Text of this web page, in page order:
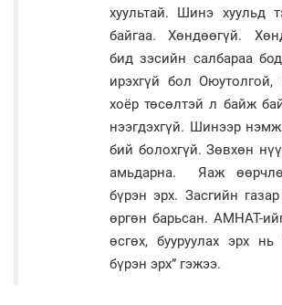
хуультай. Шинэ хуульд
байгаа. Хөндөөгүй.
бид зэсийн салбараа
ирэхгүй бол Оюутолгой,
хоёр төсөлтэй л байж
нээгдэхгүй. Шинээр нэмж
бий болохгүй. Зөвхөн
амьдарна. Яаж
бүрэн эрх. Засгийн
өргөн барьсан. АМНАТ-
өсгөх, бууруулах эрх
бүрэн эрх” гэжээ.